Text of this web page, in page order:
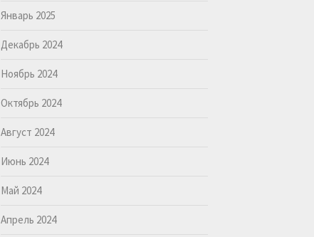
Январь 2025
Декабрь 2024
Ноябрь 2024
Октябрь 2024
Август 2024
Июнь 2024
Май 2024
Апрель 2024